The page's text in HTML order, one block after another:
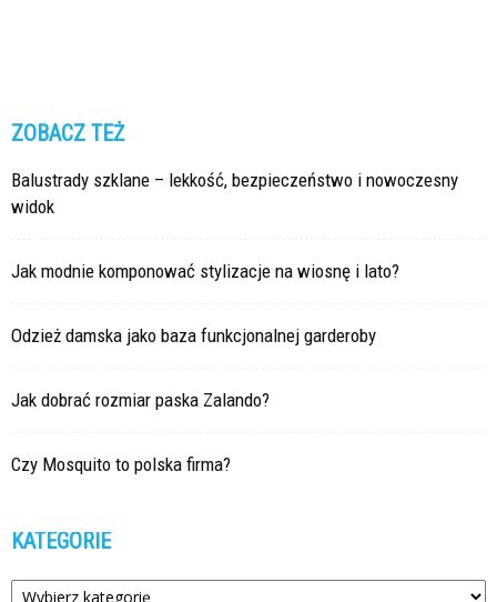
ZOBACZ TEŻ
Balustrady szklane – lekkość, bezpieczeństwo i nowoczesny
widok
Jak modnie komponować stylizacje na wiosnę i lato?
Odzież damska jako baza funkcjonalnej garderoby
Jak dobrać rozmiar paska Zalando?
Czy Mosquito to polska firma?
KATEGORIE
Kategorie